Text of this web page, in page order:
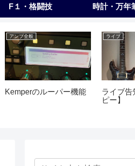
F１・格闘技 時計・万年
アンプ全般
Kemperのルーパー機能
ライブ
ライブ
ピー】